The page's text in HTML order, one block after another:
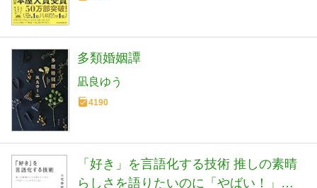
多類婚姻譚
凪良ゆう
4190
「好き」を言語化する技術 推しの素晴
らしさを語りたいのに「やばい！」し